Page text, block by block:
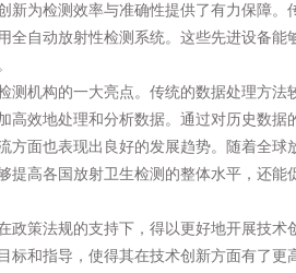
新为检测效率与准确性提供了有力保障
全自动放射性检测系统。这些先进设备
测机构的一大亮点。传统的数据处理方
高效地处理和分析数据。通过对历史数
方面也表现出良好的发展趋势。随着全
提高各国放射卫生检测的整体水平，还
政策法规的支持下，得以更好地开展技
标和指导，使得其在技术创新方面有了